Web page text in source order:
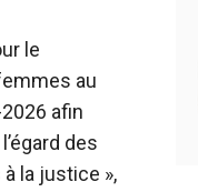
le
au
afin
des
la justice »,